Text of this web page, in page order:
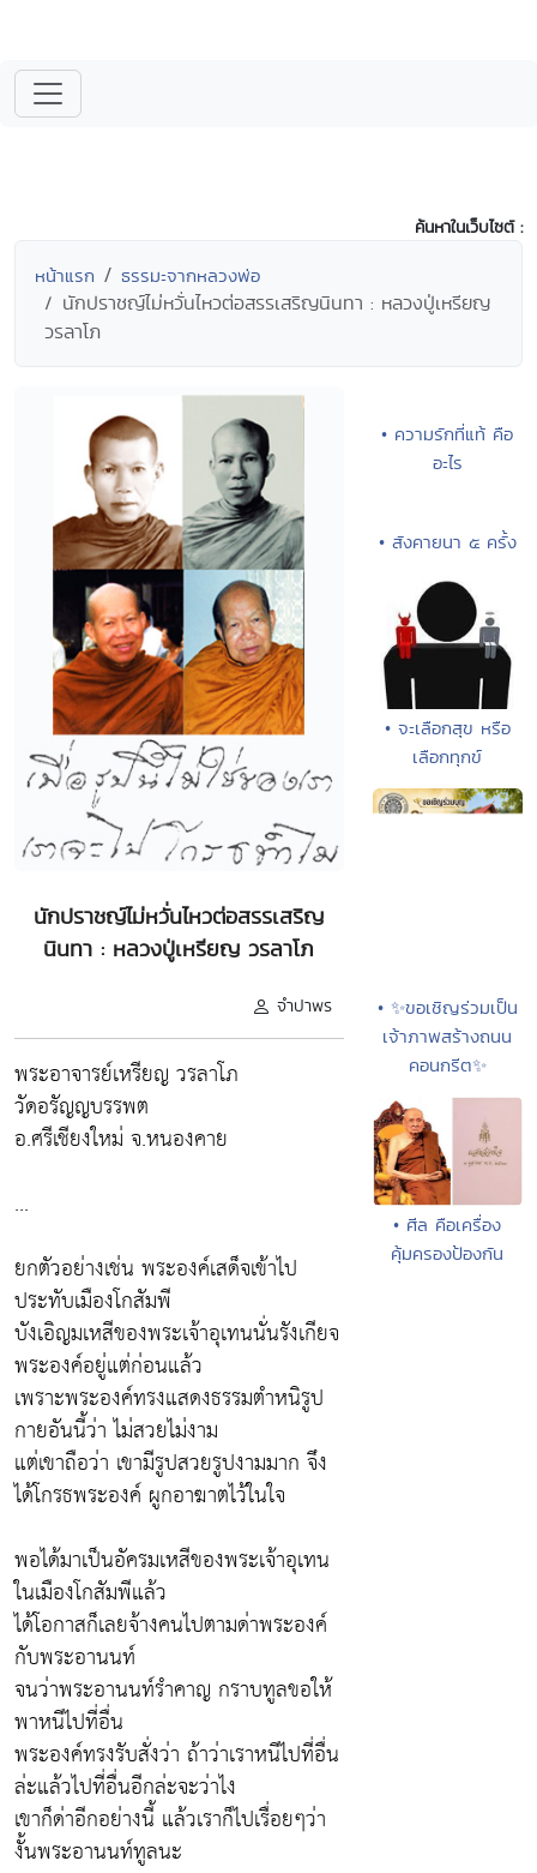
ค้นหาในเว็บไซต์ :
หน้าแรก ธรรมะจากหลวงพ่อ
นักปราชญ์ไม่หวั่นไหวต่อสรรเสริญนินทา : หลวงปู่เหรียญ
วรลาโภ
นักปราชญ์ไม่หวั่นไหวต่อสรรเสริญ
นินทา : หลวงปู่เหรียญ วรลาโภ
จำปาพร
พระอาจารย์เหรียญ วรลาโภ
วัดอรัญญบรรพต
อ.ศรีเชียงใหม่ จ.หนองคาย
...
ยกตัวอย่างเช่น พระองค์เสด็จเข้าไป
ประทับเมืองโกสัมพี
บังเอิญมเหสีของพระเจ้าอุเทนนั่นรังเกียจ
พระองค์อยู่แต่ก่อนแล้ว
เพราะพระองค์ทรงแสดงธรรมตำหนิรูป
กายอันนี้ว่า ไม่สวยไม่งาม
แต่เขาถือว่า เขามีรูปสวยรูปงามมาก จึง
ได้โกรธพระองค์ ผูกอาฆาตไว้ในใจ
พอได้มาเป็นอัครมเหสีของพระเจ้าอุเทน
ในเมืองโกสัมพีแล้ว
ได้โอกาสก็เลยจ้างคนไปตามด่าพระองค์
กับพระอานนท์
จนว่าพระอานนท์รำคาญ กราบทูลขอให้
พาหนีไปที่อื่น
พระองค์ทรงรับสั่งว่า ถ้าว่าเราหนีไปที่อื่น
ล่ะแล้วไปที่อื่นอีกล่ะจะว่าไง
เขาก็ด่าอีกอย่างนี้ แล้วเราก็ไปเรื่อยๆว่า
งั้นพระอานนท์ทูลนะ
• ความรักที่แท้ คือ
อะไร
• สังคายนา ๕ ครั้ง
• จะเลือกสุข หรือ
เลือกทุกข์
• ✨ขอเชิญร่วมเป็น
เจ้าภาพสร้างถนน
คอนกรีต✨
• ศีล คือเครื่อง
คุ้มครองป้องกัน